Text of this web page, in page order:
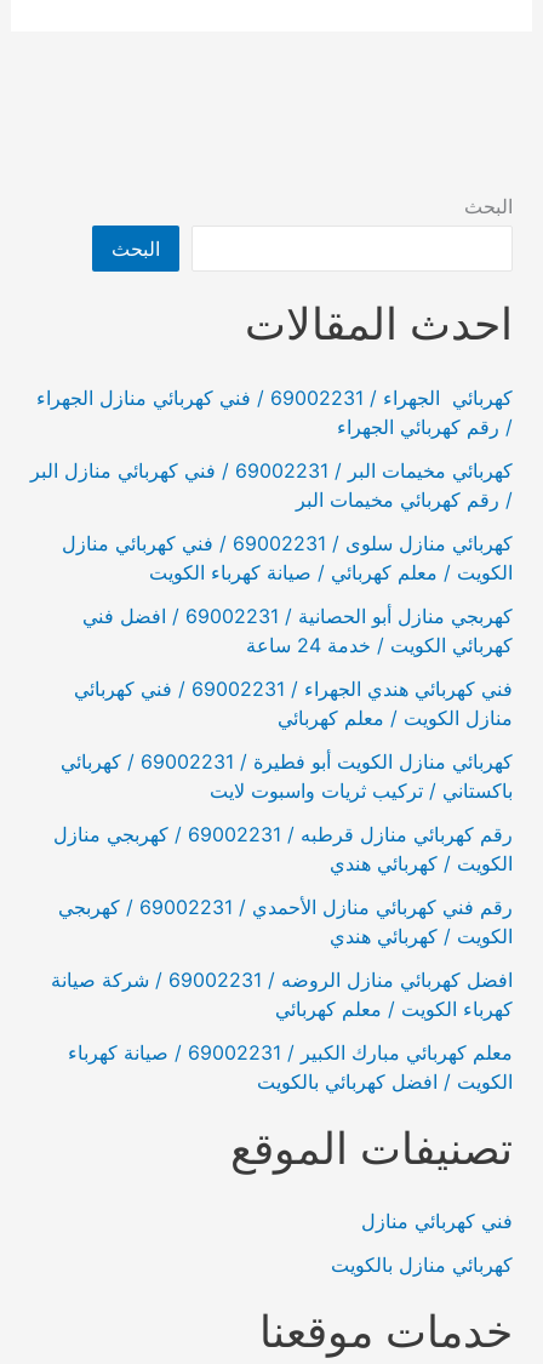
كهربائي
البحث
البحث
احدث المقالات
كهربائي الجهراء / 69002231 / فني كهربائي منازل الجهراء
/ رقم كهربائي الجهراء
كهربائي مخيمات البر / 69002231 / فني كهربائي منازل البر
/ رقم كهربائي مخيمات البر
كهربائي منازل سلوى / 69002231 / فني كهربائي منازل
الكويت / معلم كهربائي / صيانة كهرباء الكويت
كهربجي منازل أبو الحصانية / 69002231 / افضل فني
كهربائي الكويت / خدمة 24 ساعة
فني كهربائي هندي الجهراء / 69002231 / فني كهربائي
منازل الكويت / معلم كهربائي
كهربائي منازل الكويت أبو فطيرة / 69002231 / كهربائي
باكستاني / تركيب ثريات واسبوت لايت
رقم كهربائي منازل قرطبه / 69002231 / كهربجي منازل
الكويت / كهربائي هندي
رقم فني كهربائي منازل الأحمدي / 69002231 / كهربجي
الكويت / كهربائي هندي
افضل كهربائي منازل الروضه / 69002231 / شركة صيانة
كهرباء الكويت / معلم كهربائي
معلم كهربائي مبارك الكبير / 69002231 / صيانة كهرباء
الكويت / افضل كهربائي بالكويت
تصنيفات الموقع
فني كهربائي منازل
كهربائي منازل بالكويت
خدمات موقعنا